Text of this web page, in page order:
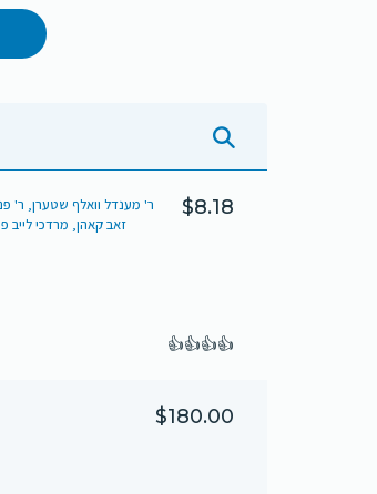
ר' מענדל וואלף שטערן, ר'
זאב קאהן, מרדכי
$8.18
👍👍👍👍
$180.00